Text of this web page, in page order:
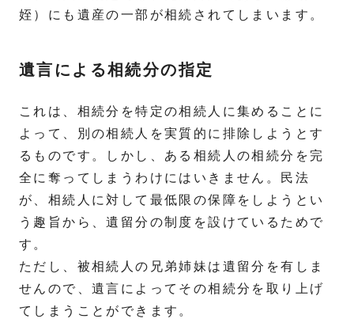
姪）にも遺産の一部が相続されてしまいます。
遺言による相続分の指定
これは、相続分を特定の相続人に集めることに
よって、別の相続人を実質的に排除しようとす
るものです。しかし、ある相続人の相続分を完
全に奪ってしまうわけにはいきません。民法
が、相続人に対して最低限の保障をしようとい
う趣旨から、遺留分の制度を設けているためで
す。
ただし、被相続人の兄弟姉妹は遺留分を有しま
せんので、遺言によってその相続分を取り上げ
てしまうことができます。